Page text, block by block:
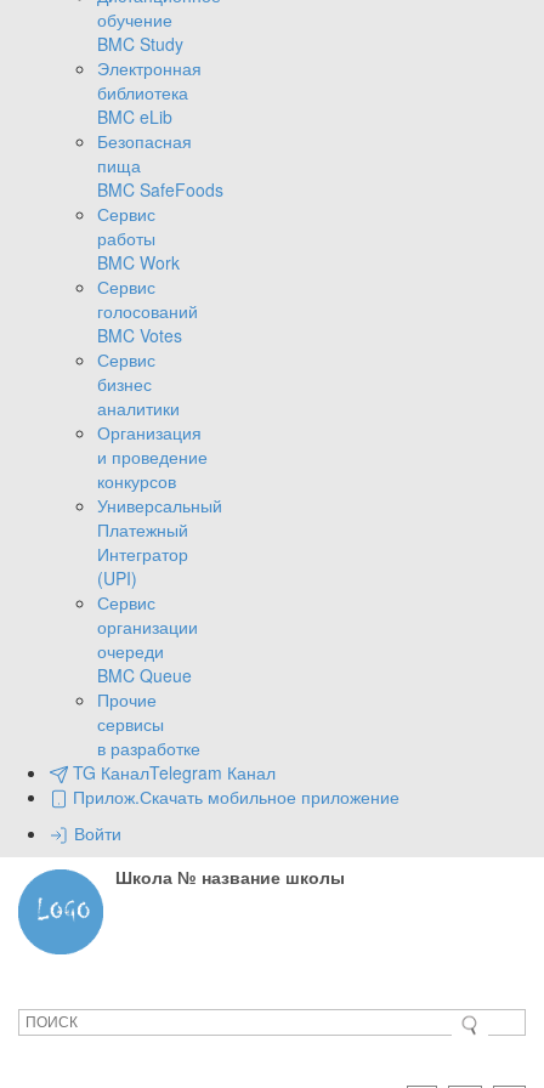
обучение
BMC Study
Электронная
библиотека
BMC eLib
Безопасная
пища
BMC SafeFoods
Сервис
работы
BMC Work
Сервис
голосований
BMC Votes
Сервис
бизнес
аналитики
Организация
и проведение
конкурсов
Универсальный
Платежный
Интегратор
(UPI)
Сервис
организации
очереди
BMC Queue
Прочие
сервисы
в разработке
TG КаналTelegram Канал
Прилож.Скачать мобильное приложение
Войти
Школа № название школы